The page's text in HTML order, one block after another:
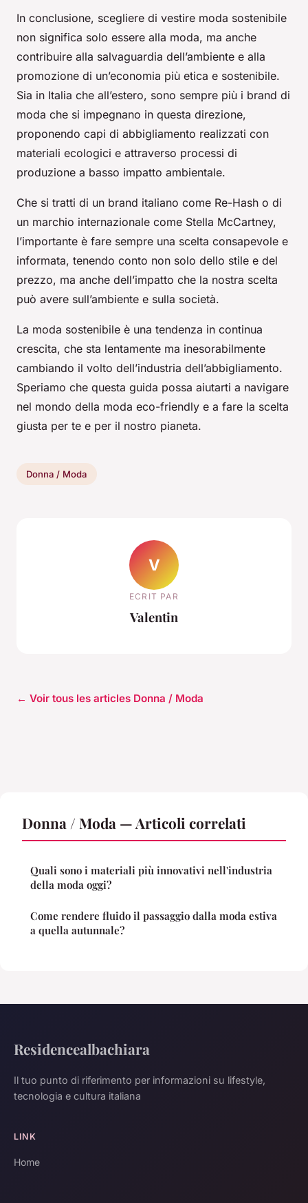
In conclusione, scegliere di vestire moda sostenibile
non significa solo essere alla moda, ma anche
contribuire alla salvaguardia dell’ambiente e alla
promozione di un’economia più etica e sostenibile.
Sia in Italia che all’estero, sono sempre più i brand di
moda che si impegnano in questa direzione,
proponendo capi di abbigliamento realizzati con
materiali ecologici e attraverso processi di
produzione a basso impatto ambientale.
Che si tratti di un brand italiano come Re-Hash o di
un marchio internazionale come Stella McCartney,
l’importante è fare sempre una scelta consapevole e
informata, tenendo conto non solo dello stile e del
prezzo, ma anche dell’impatto che la nostra scelta
può avere sull’ambiente e sulla società.
La moda sostenibile è una tendenza in continua
crescita, che sta lentamente ma inesorabilmente
cambiando il volto dell’industria dell’abbigliamento.
Speriamo che questa guida possa aiutarti a navigare
nel mondo della moda eco-friendly e a fare la scelta
giusta per te e per il nostro pianeta.
Donna / Moda
V
ECRIT PAR
Valentin
← Voir tous les articles Donna / Moda
Donna / Moda — Articoli correlati
Quali sono i materiali più innovativi nell'industria
della moda oggi?
Come rendere fluido il passaggio dalla moda estiva
a quella autunnale?
Residencealbachiara
Il tuo punto di riferimento per informazioni su lifestyle,
tecnologia e cultura italiana
LINK
Home